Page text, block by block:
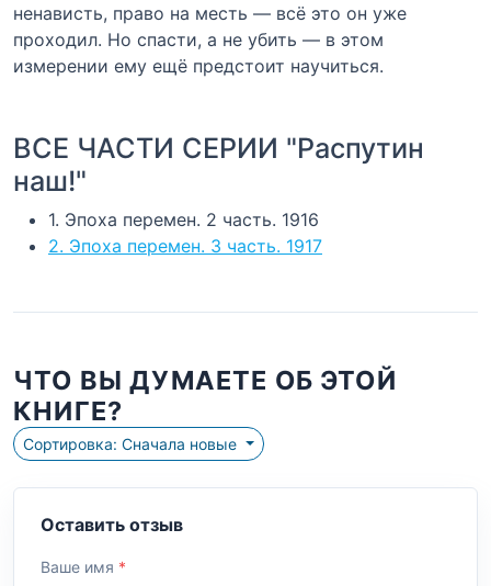
ненависть, право на месть — всё это он уже
проходил. Но спасти, а не убить — в этом
измерении ему ещё предстоит научиться.
ВСЕ ЧАСТИ СЕРИИ "Распутин
наш!"
1. Эпоха перемен. 2 часть. 1916
2. Эпоха перемен. 3 часть. 1917
ЧТО ВЫ ДУМАЕТЕ ОБ ЭТОЙ
КНИГЕ?
Сортировка: Сначала новые
Оставить отзыв
Ваше имя *